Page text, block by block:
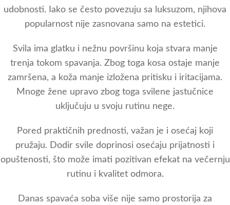
udobnosti. Iako se često povezuju sa luksuzom, njihova
popularnost nije zasnovana samo na estetici.
Svila ima glatku i nežnu površinu koja stvara manje
trenja tokom spavanja. Zbog toga kosa ostaje manje
zamršena, a koža manje izložena pritisku i iritacijama.
Mnoge žene upravo zbog toga svilene jastučnice
uključuju u svoju rutinu nege.
Pored praktičnih prednosti, važan je i osećaj koji
pružaju. Dodir svile doprinosi osećaju prijatnosti i
opuštenosti, što može imati pozitivan efekat na večernju
rutinu i kvalitet odmora.
Danas spavaća soba više nije samo prostorija za